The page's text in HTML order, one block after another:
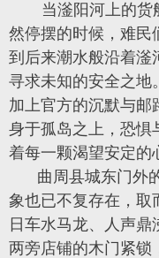
当滏阳河上的货
然停摆的时候，难民
到后来潮水般沿着滏
寻求未知的安全之地
加上官方的沉默与邮
身于孤岛之上，恐惧
着每一颗渴望安定的
曲周县城东门外
象也已不复存在，取
日车水马龙、人声鼎
两旁店铺的木门紧锁